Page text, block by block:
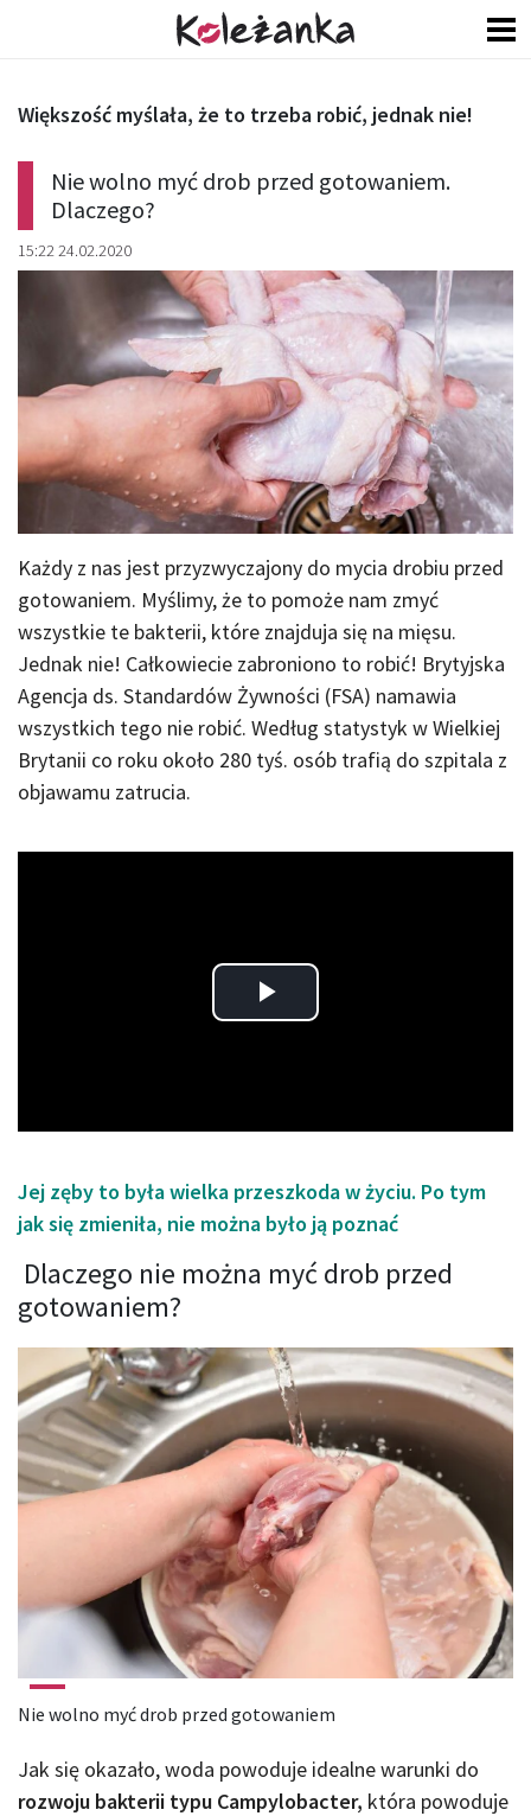
Nie wolno myć drob przed gotowaniem.
Dlaczego?
15:22 24.02.2020
Większość myślała, że to trzeba robić, jednak nie!
Każdy z nas jest przyzwyczajony do mycia drobiu przed
gotowaniem. Myślimy, że to pomoże nam zmyć
wszystkie te bakterii, które znajduja się na mięsu.
Jednak nie! Całkowiecie zabroniono to robić! Brytyjska
Agencja ds. Standardów Żywności (FSA) namawia
wszystkich tego nie robić. Według statystyk w Wielkiej
Brytanii co roku około 280 tyś. osób trafią do szpitala z
objawamu zatrucia.
Play
Jej zęby to była wielka przeszkoda w życiu. Po tym
jak się zmieniła, nie można było ją poznać
Dlaczego nie można myć drob przed
gotowaniem?
Nie wolno myć drob przed gotowaniem
Jak się okazało, woda powoduje idealne warunki do
rozwoju bakterii typu Campylobacter, która powoduje